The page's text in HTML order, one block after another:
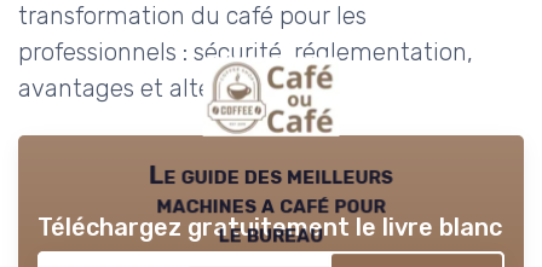
transformation du café pour les
professionnels : sécurité, réglementation,
avantages et alternatives.
Le guide des meilleurs
machines a café pour
le bureau
Téléchargez gratuitement le livre blanc